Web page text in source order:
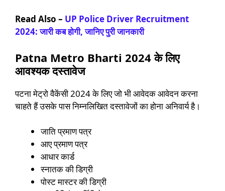
Read Also – UP Police Driver Recruitment
2024: जारी कब होगी, जानिए पुरी जानकारी
Patna Metro Bharti 2024 के लिए
आवश्यक दस्तावेज
पटना मेट्रो वैकेंसी 2024 के लिए जो भी आवेदक आवेदन करना
चाहते हैं उसके पास निम्नलिखित दस्तावेजों का होना अनिवार्य है।
जाति प्रमाण पत्र
आए प्रमाण पत्र
आधार कार्ड
स्नातक की डिग्री
पोस्ट मास्टर की डिग्री